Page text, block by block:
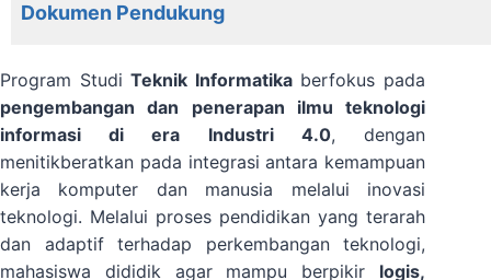
Dokumen Pendukung
Program StudiTeknik Informatikaberfokus pada
pengembangan dan penerapan ilmu teknologi
informasi di era Industri 4.0, dengan
menitikberatkan pada integrasi antara kemampuan
kerja komputer dan manusia melalui inovasi
teknologi. Melalui proses pendidikan yang terarah
dan adaptif terhadap perkembangan teknologi,
mahasiswa dididik agar mampu berpikir logis,